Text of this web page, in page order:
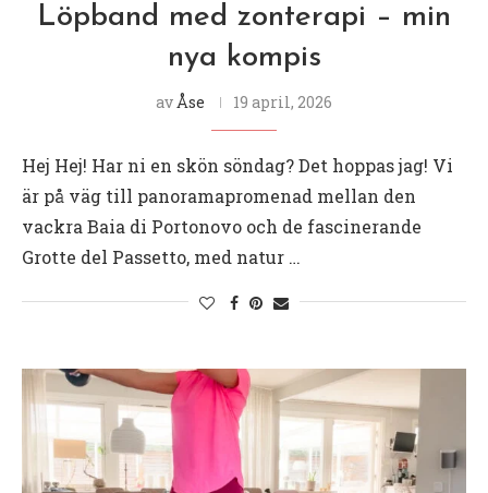
Löpband med zonterapi – min
nya kompis
av Åse 19 april, 2026
Hej Hej! Har ni en skön söndag? Det hoppas jag! Vi
är på väg till panoramapromenad mellan den
vackra Baia di Portonovo och de fascinerande
Grotte del Passetto, med natur …